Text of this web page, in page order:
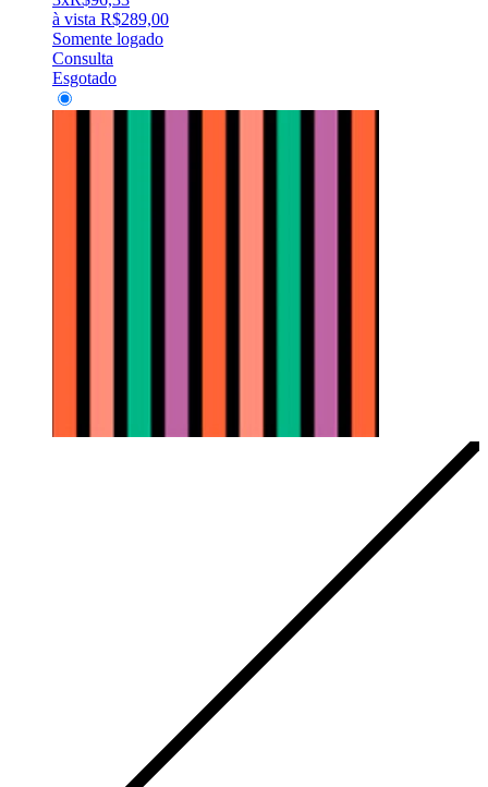
à vista R$289,00
Somente logado
Consulta
Esgotado